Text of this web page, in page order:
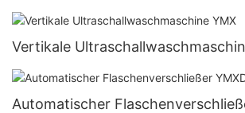
Vertikale
Automatischer